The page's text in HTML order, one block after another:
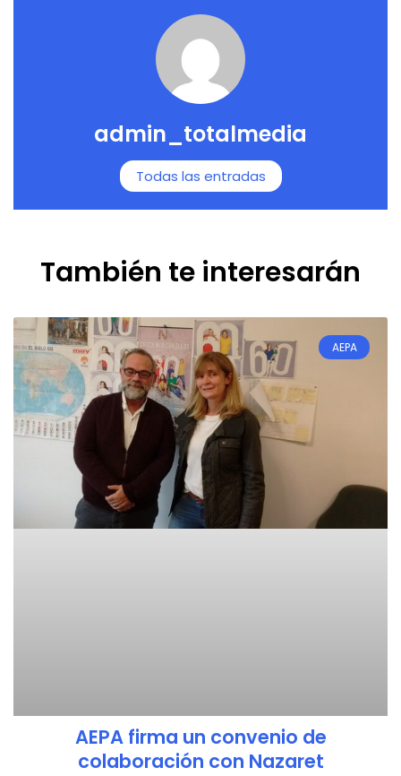
admin_totalmedia
Todas las entradas
También te interesarán
AEPA
AEPA firma un convenio de
colaboración con Nazaret